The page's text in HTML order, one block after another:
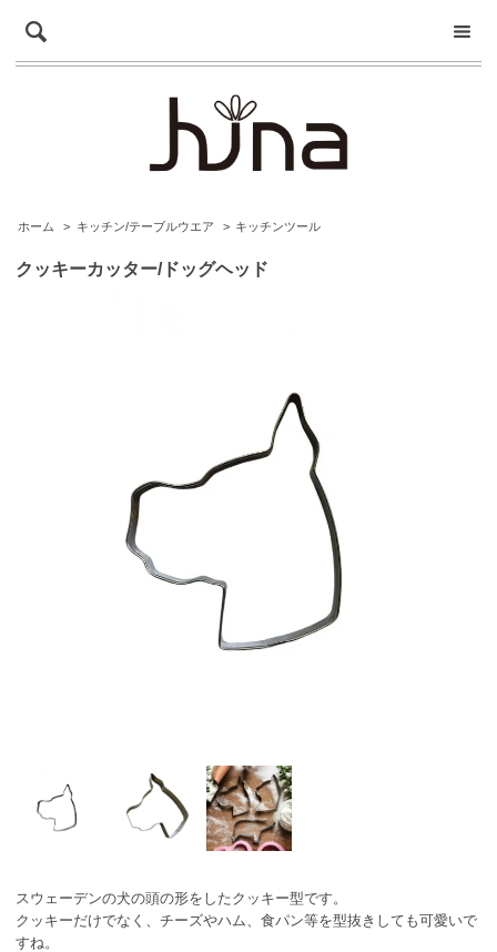
ホーム > キッチン/テーブルウエア > キッチンツール
クッキーカッター/ドッグヘッド
スウェーデンの犬の頭の形をしたクッキー型です。
クッキーだけでなく、チーズやハム、食パン等を型抜きしても可愛いで
すね。